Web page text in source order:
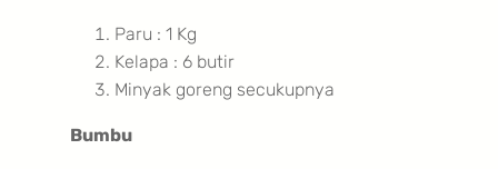
Paru : 1 Kg
Kelapa : 6 butir
Minyak goreng secukupnya
Bumbu